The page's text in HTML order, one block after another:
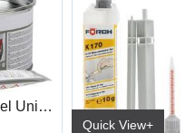
Polyestersparkel Universal L270
Quick View+